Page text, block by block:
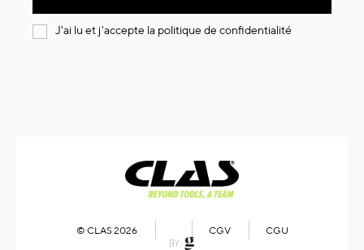
an:
J'ai lu et j'accepte la politique de confidentialité
© CLAS 2026 CGV CGU